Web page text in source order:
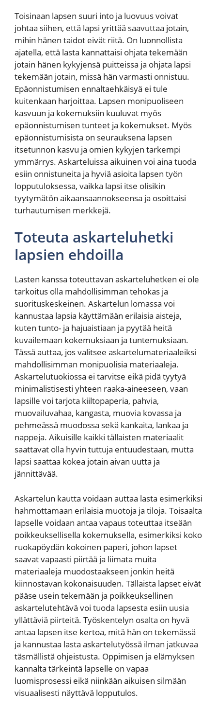
Toisinaan lapsen suuri into ja luovuus voivat
johtaa siihen, että lapsi yrittää saavuttaa jotain,
mihin hänen taidot eivät riitä. On luonnollista
ajatella, että lasta kannattaisi ohjata tekemään
jotain hänen kykyjensä puitteissa ja ohjata lapsi
tekemään jotain, missä hän varmasti onnistuu.
Epäonnistumisen ennaltaehkäisyä ei tule
kuitenkaan harjoittaa. Lapsen monipuoliseen
kasvuun ja kokemuksiin kuuluvat myös
epäonnistumisen tunteet ja kokemukset. Myös
epäonnistumisista on seurauksena lapsen
itsetunnon kasvu ja omien kykyjen tarkempi
ymmärrys. Askarteluissa aikuinen voi aina tuoda
esiin onnistuneita ja hyviä asioita lapsen työn
lopputuloksessa, vaikka lapsi itse olisikin
tyytymätön aikaansaannokseensa ja osoittaisi
turhautumisen merkkejä.
Toteuta askarteluhetki
lapsien ehdoilla
Lasten kanssa toteuttavan askarteluhetken ei ole
tarkoitus olla mahdollisimman tehokas ja
suorituskeskeinen. Askartelun lomassa voi
kannustaa lapsia käyttämään erilaisia aisteja,
kuten tunto- ja hajuaistiaan ja pyytää heitä
kuvailemaan kokemuksiaan ja tuntemuksiaan.
Tässä auttaa, jos valitsee askartelumateriaaleiksi
mahdollisimman monipuolisia materiaaleja.
Askartelutuokiossa ei tarvitse eikä pidä tyytyä
minimalistisesti yhteen raaka-aineeseen, vaan
lapsille voi tarjota kiiltopaperia, pahvia,
muovailuvahaa, kangasta, muovia kovassa ja
pehmeässä muodossa sekä kankaita, lankaa ja
nappeja. Aikuisille kaikki tällaisten materiaalit
saattavat olla hyvin tuttuja entuudestaan, mutta
lapsi saattaa kokea jotain aivan uutta ja
jännittävää.
Askartelun kautta voidaan auttaa lasta esimerkiksi
hahmottamaan erilaisia muotoja ja tiloja. Toisaalta
lapselle voidaan antaa vapaus toteuttaa itseään
poikkeuksellisella kokemuksella, esimerkiksi koko
ruokapöydän kokoinen paperi, johon lapset
saavat vapaasti piirtää ja liimata muita
materiaaleja muodostaakseen jonkin heitä
kiinnostavan kokonaisuuden. Tällaista lapset eivät
pääse usein tekemään ja poikkeuksellinen
askartelutehtävä voi tuoda lapsesta esiin uusia
yllättäviä piirteitä. Työskentelyn osalta on hyvä
antaa lapsen itse kertoa, mitä hän on tekemässä
ja kannustaa lasta askartelutyössä ilman jatkuvaa
täsmällistä ohjeistusta. Oppimisen ja elämyksen
kannalta tärkeintä lapselle on vapaa
luomisprosessi eikä niinkään aikuisen silmään
visuaalisesti näyttävä lopputulos.